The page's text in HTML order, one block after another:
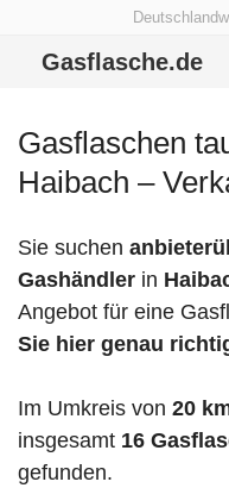
Gasflasche.de
Gasflaschen
Haibach –
Sie suchen
Gashändler in
Angebot für eine
Sie hier genau
Im Umkreis von 20
insgesamt 16
gefunden.